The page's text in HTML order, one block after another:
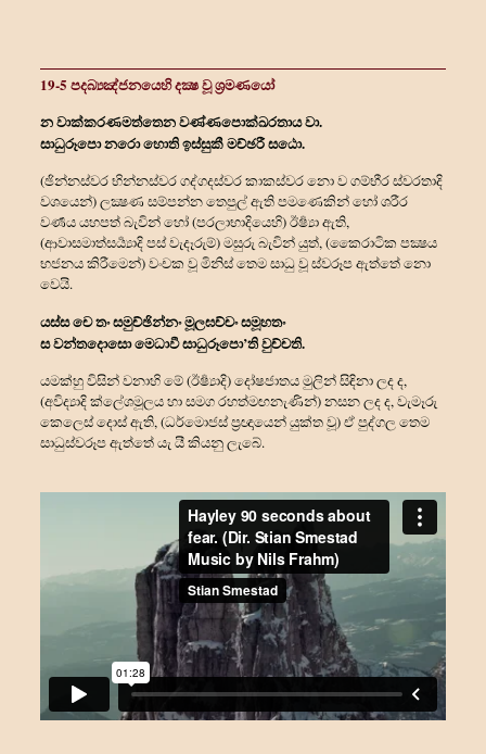
19-5 පදබ්‍යඤ්ජනයෙහි දක්‍ෂ වූ ශ්‍රම‍ණයෝ
න වාක්කරණමත්තෙන වණ්ණපොක්ඛරතාය වා.
සාධුරූපො නරො හොති ඉස්සුකී මච්ඡරී සඨො.
(ඡින්නස්වර භින්නස්වර ගද්ගදස්වර කාකස්වර නො ව ගම්භීර ස්වරතාදි
වශයෙන්) ලක්‍ෂණ සම්පන්න තෙපුල් ඇති පමණෙකින් හෝ ශරීර
වර්‍ණය යහපත් බැවින් හෝ (පරලාභාදියෙහි) ඊර්‍ෂ්‍යා ඇති,
(ආවාසමාත්සර්‍ය්‍යාදි පස් වැදෑරුම්) මසුරු බැවින් යුත්, (කෛරාටික පක්‍ෂය
භජනය කිරීමෙන්) වංචක වූ මිනිස් තෙම සාධු වූ ස්වරූප ඇත්තේ නො
වෙයි.
යස්ස චෙ තං සමුච්ඡින්නං මූලඝච්චං සමූහතං
ස වන්තදොසො මෙධාවී සාධුරූපො’ති වුච්චති.
යමක්හු විසින් වනාහි මේ (ඊර්‍ෂ්‍යාදි) දෝෂජාතය මුලින් සිඳිනා ලද ද,
(අවිද්‍යාදි ක්ලේශමූලය හා සමග රහත්මඟනැණින්) නසන ලද ද, වැමෑරු
කෙලෙස් දොස් ඇති, (ධර්මොජස් ප්‍රඥායෙන් යුක්ත වූ) ඒ පුද්ගල තෙම
සාධුස්වරූප ඇත්තේ යැ යී කියනු ලැබේ.